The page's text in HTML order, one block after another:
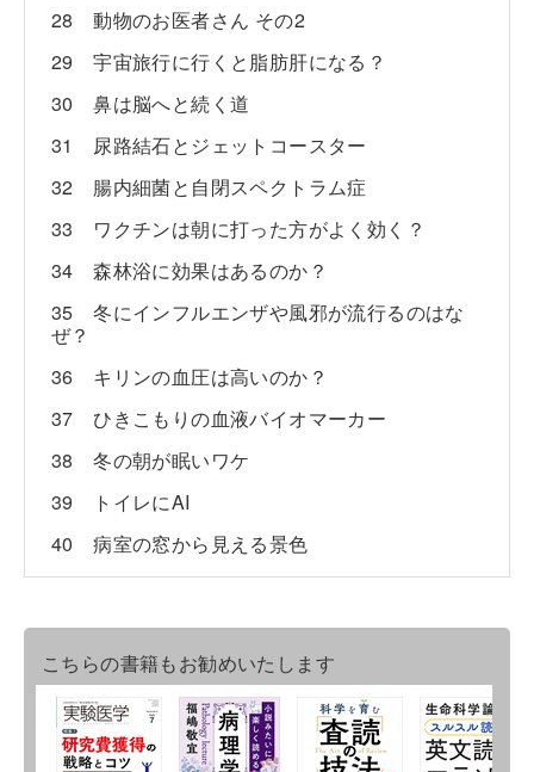
28 動物のお医者さん その2
29 宇宙旅行に行くと脂肪肝になる？
30 鼻は脳へと続く道
31 尿路結石とジェットコースター
32 腸内細菌と自閉スペクトラム症
33 ワクチンは朝に打った方がよく効く？
34 森林浴に効果はあるのか？
35 冬にインフルエンザや風邪が流行るのはな
ぜ？
36 キリンの血圧は高いのか？
37 ひきこもりの血液バイオマーカー
38 冬の朝が眠いワケ
39 トイレにAI
40 病室の窓から見える景色
こちらの書籍もお勧めいたします